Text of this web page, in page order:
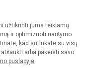
užtikrinti jums teikiamų
ir optimizuoti naršymo
kad sutinkate su visų
arba pakeisti savo
puslapyje.
griežtai draudžiama.
valdymas